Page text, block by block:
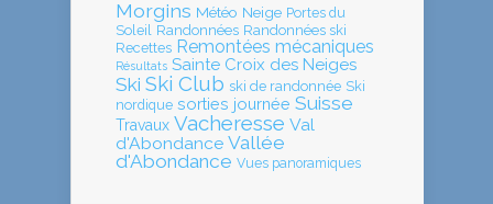
Morgins Météo Neige Portes du
Soleil Randonnées Randonnées ski
Recettes Remontées mécaniques
Résultats Sainte Croix des Neiges
Ski Ski Club ski de randonnée Ski
nordique sorties journée Suisse
Travaux Vacheresse Val
d'Abondance Vallée
d'Abondance Vues panoramiques